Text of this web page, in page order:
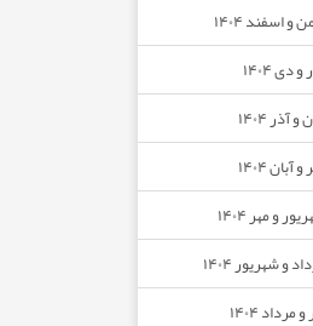
و اسفند ۱۴۰۴
و دی ۱۴۰۴
و آذر ۱۴۰۴
آبان ۱۴۰۴
و مهر ۱۴۰۴
و شهریور ۱۴۰۴
مرداد ۱۴۰۴